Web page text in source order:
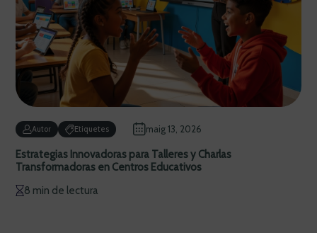
Autor Etiquetes maig 13, 2026
Estrategias Innovadoras para Talleres y Charlas
Transformadoras en Centros Educativos
8 min de lectura